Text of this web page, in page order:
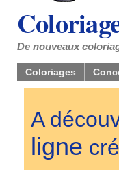
De nouveaux
Coloriages
A
ligne